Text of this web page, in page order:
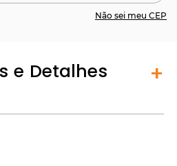
Não sei meu CEP
e Detalhes